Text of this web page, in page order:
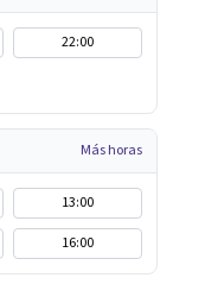
22:00
Más horas
13:00
16:00